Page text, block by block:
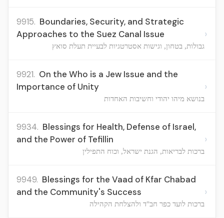
9915. Boundaries, Security, and Strategic
Approaches to the Suez Canal Issue
גבולות, בטחון, וגישות אסטרטגיות לבעיית תעלת סואץ
›
9921. On the Who is a Jew Issue and the
Importance of Unity
בנושא מיהו יהודי וחשיבות האחדות
›
9934. Blessings for Health, Defense of Israel,
and the Power of Tefillin
ברכות לבריאות, הגנת ישראל, וכוח התפילין
›
9949. Blessings for the Vaad of Kfar Chabad
and the Community's Success
ברכות לועד כפר חב"ד ולהצלחת הקהילה
›